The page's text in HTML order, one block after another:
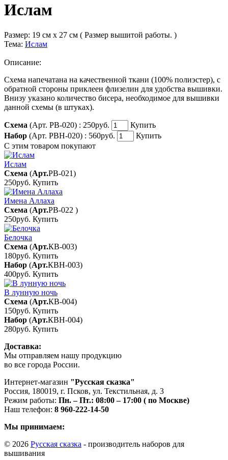
Ислам
Размер: 19 см x 27 см ( Размер вышитой работы. )
Тема: Ислам
Описание:
Схема напечатана на качественной ткани (100% полиэстер), с
обратной стороны приклеен флизелин для удобства вышивки.
Внизу указано количество бисера, необходимое для вышивки
данной схемы (в штуках).
Схема (Арт. РВ-020) : 250руб.
Купить
Набор (Арт. РВН-020) : 560руб.
Купить
С этим товаром покупают
Ислам
Схема (Арт.РВ-021)
250руб. Купить
Имена Аллаха
Схема (Арт.РВ-022 )
250руб. Купить
Белочка
Схема (Арт.КВ-003)
180руб. Купить
Набор (Арт.КВН-003)
400руб. Купить
В лунную ночь
Схема (Арт.КВ-004)
150руб. Купить
Набор (Арт.КВН-004)
280руб. Купить
Доставка:
Мы отправляем нашу продукцию
во все города России.
Интернет-магазин "Русская сказка"
Россия, 180019, г. Псков, ул. Текстильная, д. 3
Режим работы: Пн. – Пт.: 08:00 – 17:00 ( по Москве)
Наш телефон: 8 960-222-14-50
Мы принимаем:
© 2026 Русская сказка - производитель наборов для
вышивания